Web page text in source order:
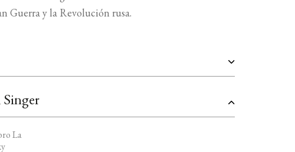
Guerra y la Revolución rusa.
Singer